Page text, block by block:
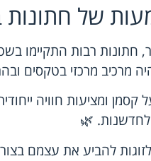
של
חתונות רבות התקיימו
מרכיב מרכזי בטקסים
ומציעות חוויה
לחדשנות. 🌿
להביע את עצמם